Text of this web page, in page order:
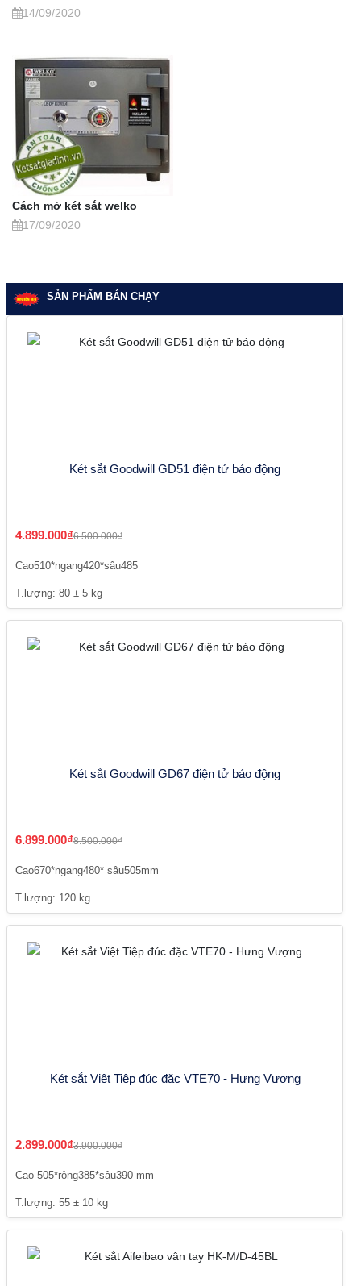
14/09/2020
Cách mở két sắt welko
17/09/2020
SẢN PHẨM BÁN CHẠY
Két sắt Goodwill GD51 điện tử báo động
4.899.000₫6.500.000₫
Cao510*ngang420*sâu485
T.lượng: 80 ± 5 kg
Két sắt Goodwill GD67 điện tử báo động
6.899.000₫8.500.000₫
Cao670*ngang480* sâu505mm
T.lượng: 120 kg
Két sắt Việt Tiệp đúc đặc VTE70 - Hưng Vượng
2.899.000₫3.900.000₫
Cao 505*rộng385*sâu390 mm
T.lượng: 55 ± 10 kg